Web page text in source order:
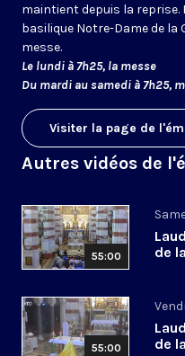
maintient depuis la reprise.
basilique Notre-Dame de la
messe.
Le lundi à 7h25, la messe
Du mardi au samedi à 7h25,
Visiter la page de
Autres vidéos de
55:00
de
55:00
de